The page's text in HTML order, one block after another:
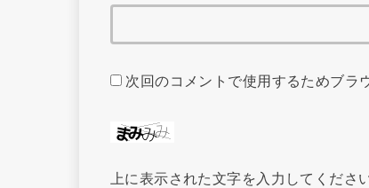
次回のコメントで使用するためブラ
上に表示された文字を入力してください